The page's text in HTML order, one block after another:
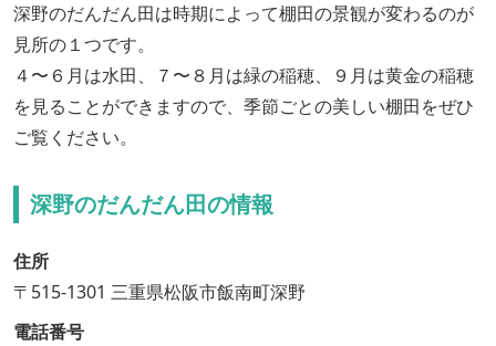
深野のだんだん田は時期によって棚田の景観が変わるのが
見所の１つです。
４〜６月は水田、７〜８月は緑の稲穂、９月は黄金の稲穂
を見ることができますので、季節ごとの美しい棚田をぜひ
ご覧ください。
深野のだんだん田の情報
住所
〒515-1301 三重県松阪市飯南町深野
電話番号